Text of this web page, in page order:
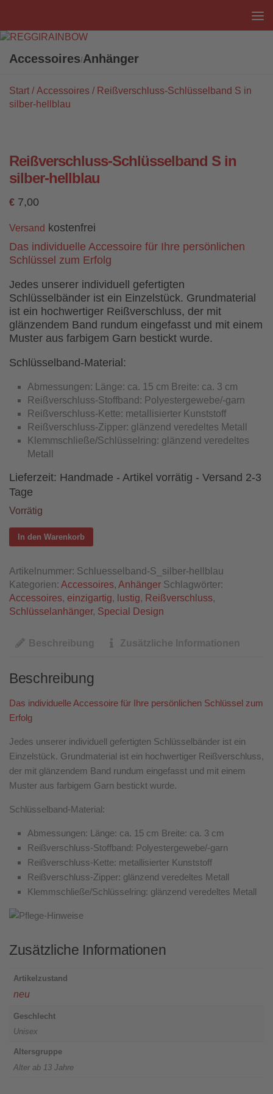
Accessoires/Anhänger
Start /Accessoires / Reißverschluss-Schlüsselband S in
silber-hellblau
Reißverschluss-Schlüsselband S in
silber-hellblau
€ 7,00
Versand kostenfrei
Das individuelle Accessoire für Ihre persönlichen
Schlüssel zum Erfolg
Jedes unserer individuell gefertigten
Schlüsselbänder ist ein Einzelstück. Grundmaterial
ist ein hochwertiger Reißverschluss, der mit
glänzendem Band rundum eingefasst und mit einem
Muster aus farbigem Garn bestickt wurde.
Schlüsselband-Material:
Abmessungen: Länge: ca. 15 cm Breite: ca. 3 cm
Reißverschluss-Stoffband: Polyestergewebe/-garn
Reißverschluss-Kette: metallisierter Kunststoff
Reißverschluss-Zipper: glänzend veredeltes Metall
Klemmschließe/Schlüsselring: glänzend veredeltes
Metall
Lieferzeit: Handmade - Artikel vorrätig - Versand 2-3
Tage
Vorrätig
In den Warenkorb
Artikelnummer: Schluesselband-S_silber-hellblau
Kategorien: Accessoires, Anhänger Schlagwörter:
Accessoires, einzigartig, lustig, Reißverschluss,
Schlüsselanhänger, Special Design
Beschreibung Zusätzliche Informationen
Beschreibung
Das individuelle Accessoire für Ihre persönlichen Schlüssel zum
Erfolg
Jedes unserer individuell gefertigten Schlüsselbänder ist ein
Einzelstück. Grundmaterial ist ein hochwertiger Reißverschluss,
der mit glänzendem Band rundum eingefasst und mit einem
Muster aus farbigem Garn bestickt wurde.
Schlüsselband-Material:
Abmessungen: Länge: ca. 15 cm Breite: ca. 3 cm
Reißverschluss-Stoffband: Polyestergewebe/-garn
Reißverschluss-Kette: metallisierter Kunststoff
Reißverschluss-Zipper: glänzend veredeltes Metall
Klemmschließe/Schlüsselring: glänzend veredeltes Metall
Zusätzliche Informationen
Artikelzustand
neu
Geschlecht
Unisex
Altersgruppe
Alter ab 13 Jahre